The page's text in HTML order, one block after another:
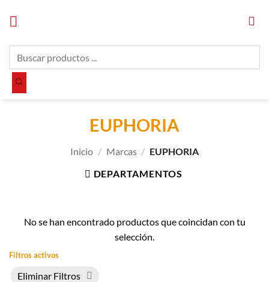
productos
EUPHORIA
Inicio / Marcas / EUPHORIA
DEPARTAMENTOS
No se han encontrado productos que coincidan con tu
selección.
Filtros activos
Eliminar Filtros